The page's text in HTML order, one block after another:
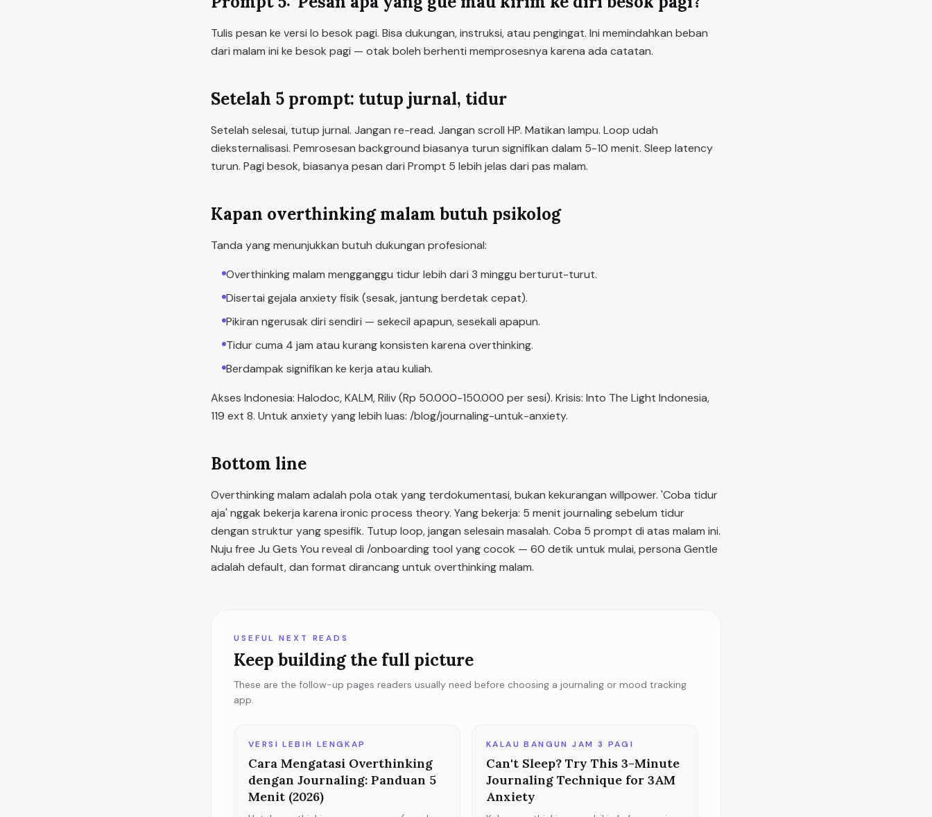
Tulis pesan ke versi lo besok pagi. Bisa dukungan, instruksi, atau pengingat. Ini memindahkan beban
dari malam ini ke besok pagi — otak boleh berhenti memprosesnya karena ada catatan.
Setelah 5 prompt: tutup jurnal, tidur
Setelah selesai, tutup jurnal. Jangan re-read. Jangan scroll HP. Matikan lampu. Loop udah
dieksternalisasi. Pemrosesan background biasanya turun signifikan dalam 5-10 menit. Sleep latency
turun. Pagi besok, biasanya pesan dari Prompt 5 lebih jelas dari pas malam.
Kapan overthinking malam butuh psikolog
Tanda yang menunjukkan butuh dukungan profesional:
Overthinking malam mengganggu tidur lebih dari 3 minggu berturut-turut.
Disertai gejala anxiety fisik (sesak, jantung berdetak cepat).
Pikiran ngerusak diri sendiri — sekecil apapun, sesekali apapun.
Tidur cuma 4 jam atau kurang konsisten karena overthinking.
Berdampak signifikan ke kerja atau kuliah.
Akses Indonesia: Halodoc, KALM, Riliv (Rp 50.000-150.000 per sesi). Krisis: Into The Light Indonesia,
119 ext 8. Untuk anxiety yang lebih luas: /blog/journaling-untuk-anxiety.
Bottom line
Overthinking malam adalah pola otak yang terdokumentasi, bukan kekurangan willpower. 'Coba tidur
aja' nggak bekerja karena ironic process theory. Yang bekerja: 5 menit journaling sebelum tidur
dengan struktur yang spesifik. Tutup loop, jangan selesain masalah. Coba 5 prompt di atas malam ini.
Nuju free Ju Gets You reveal di /onboarding tool yang cocok — 60 detik untuk mulai, persona Gentle
adalah default, dan format dirancang untuk overthinking malam.
USEFUL NEXT READS
Keep building the full picture
These are the follow-up pages readers usually need before choosing a journaling or mood tracking
app.
VERSI LEBIH LENGKAP
Cara Mengatasi Overthinking
dengan Journaling: Panduan 5
Menit (2026)
KALAU BANGUN JAM 3 PAGI
Can't Sleep? Try This 3-Minute
Journaling Technique for 3AM
Anxiety